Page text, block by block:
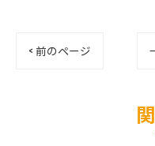
< 前のページ